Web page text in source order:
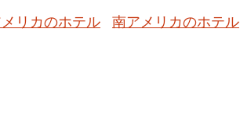
リカのホテル 南アメリカのホテル